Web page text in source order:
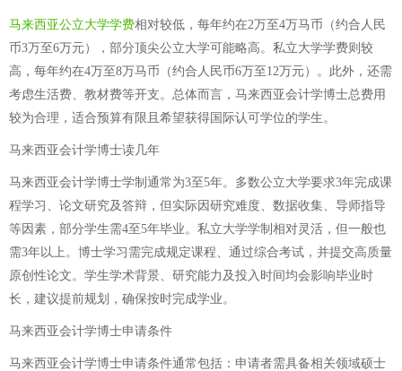
马来西亚公立大学学费相对较低，每年约在2万至4万马币（约合人民
币3万至6万元），部分顶尖公立大学可能略高。私立大学学费则较
高，每年约在4万至8万马币（约合人民币6万至12万元）。此外，还需
考虑生活费、教材费等开支。总体而言，马来西亚会计学博士总费用
较为合理，适合预算有限且希望获得国际认可学位的学生。
马来西亚会计学博士读几年
马来西亚会计学博士学制通常为3至5年。多数公立大学要求3年完成课
程学习、论文研究及答辩，但实际因研究难度、数据收集、导师指导
等因素，部分学生需4至5年毕业。私立大学学制相对灵活，但一般也
需3年以上。博士学习需完成规定课程、通过综合考试，并提交高质量
原创性论文。学生学术背景、研究能力及投入时间均会影响毕业时
长，建议提前规划，确保按时完成学业。
马来西亚会计学博士申请条件
马来西亚会计学博士申请条件通常包括：申请者需具备相关领域硕士